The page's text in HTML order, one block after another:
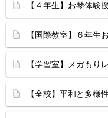
【４年生】お琴体験
【国際教室】６年生
【学習室】メガもり
【全校】平和と多様